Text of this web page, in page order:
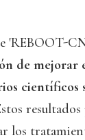
'REBOOT-
de mejorar
científicos
los